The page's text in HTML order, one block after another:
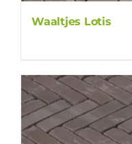
Waaltjes Lotis